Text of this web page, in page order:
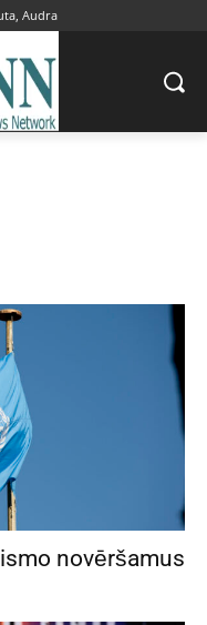
Audra
novēršamus